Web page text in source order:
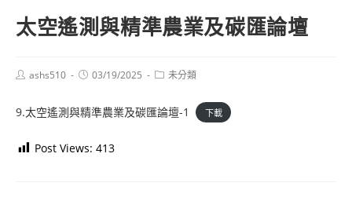
太空遙測與精準農業及碳匯論壇
Postashs510
Post03/19/2025
Post未分類
9.太空遙測與精準農業及碳匯論壇-1 下載
Post Views: 413